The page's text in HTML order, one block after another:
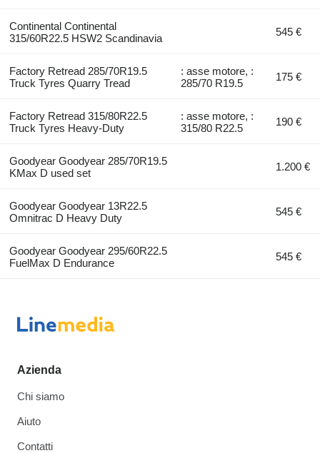
Continental Continental
315/60R22.5 HSW2 Scandinavia
545 €
Factory Retread 285/70R19.5
Truck Tyres Quarry Tread
: asse motore, :
285/70 R19.5
175 €
Factory Retread 315/80R22.5
Truck Tyres Heavy-Duty
: asse motore, :
315/80 R22.5
190 €
Goodyear Goodyear 285/70R19.5
KMax D used set
1.200 €
Goodyear Goodyear 13R22.5
Omnitrac D Heavy Duty
545 €
Goodyear Goodyear 295/60R22.5
FuelMax D Endurance
545 €
Azienda
Chi siamo
Aiuto
Contatti